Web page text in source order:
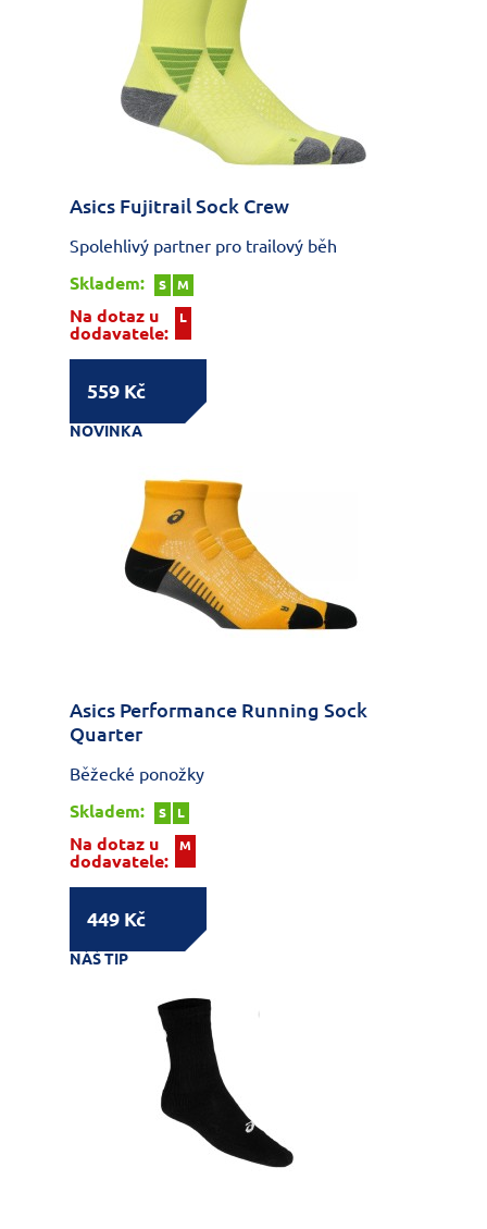
Asics Fujitrail Sock Crew
Spolehlivý partner pro trailový běh
Skladem:
S M
Na dotaz u
dodavatele:
L
559 Kč
NOVINKA
Asics Performance Running Sock
Quarter
Běžecké ponožky
Skladem:
S L
Na dotaz u
dodavatele:
M
449 Kč
NÁŠ TIP